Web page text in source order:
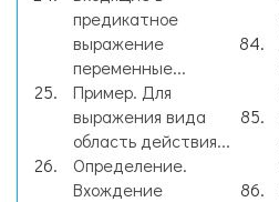
предикатное
выражение
переменные...
Пример. Для
выражения вида
область действия...
Определение.
Вхождение